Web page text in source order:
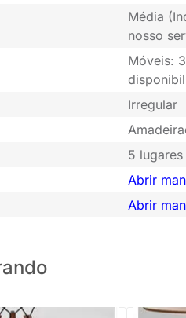
Média
nosso
Móveis:
Irregular
5 lugares
Abrir
Abrir